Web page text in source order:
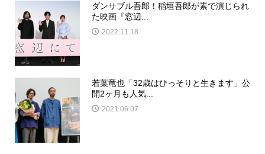
ダンサブル吾郎！稲垣吾郎が素で演じられ
た映画『窓辺...
2022.11.18
若葉竜也「32歳はひっそりと生きます」公
開2ヶ月も人気...
2021.06.07